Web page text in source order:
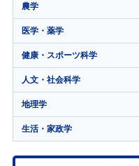
農学
医学・薬学
健康・スポーツ科学
人文・社会科学
地理学
生活・家政学